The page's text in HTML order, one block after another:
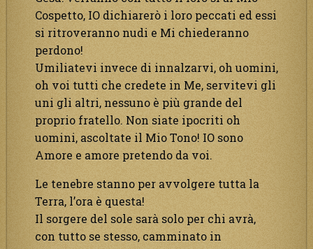
Cospetto, IO dichiarerò i loro peccati ed essi
si ritroveranno nudi e Mi chiederanno
perdono!
Umiliatevi invece di innalzarvi, oh uomini,
oh voi tutti che credete in Me, servitevi gli
uni gli altri, nessuno è più grande del
proprio fratello. Non siate ipocriti oh
uomini, ascoltate il Mio Tono! IO sono
Amore e amore pretendo da voi.
Le tenebre stanno per avvolgere tutta la
Terra, l’ora è questa!
Il sorgere del sole sarà solo per chi avrà,
con tutto se stesso, camminato in